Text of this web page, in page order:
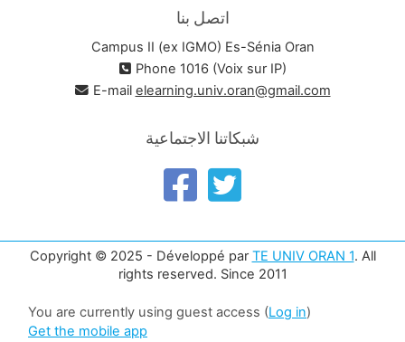
اتصل بنا
Campus II (ex IGMO) Es-Sénia Oran
Phone 1016 (Voix sur IP)
E-mail elearning.univ.oran@gmail.com
شبكاتنا الاجتماعية
Copyright © 2025 - Développé par TE UNIV ORAN 1. All
rights reserved. Since 2011
You are currently using guest access (Log in)
Get the mobile app